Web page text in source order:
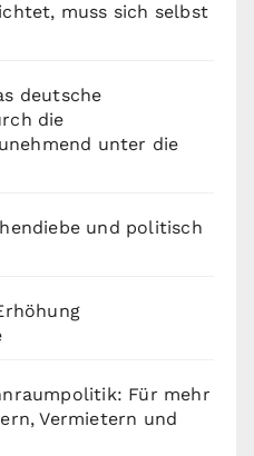
muss sich selbst
deutsche
die
unter die
und politisch
Für mehr
Vermietern und